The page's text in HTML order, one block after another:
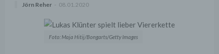
Jörn Reher 08.01.2020
Foto: Maja Hitij/Bongarts/Getty Images